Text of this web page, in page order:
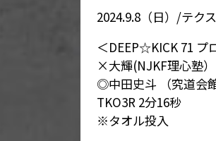
2024.9.8（日）/テク
＜DEEP☆KICK 71 プ
×大輝(NJKF理心塾）
◎中田史斗 （究道会館
TKO3R 2分16秒
※タオル投入